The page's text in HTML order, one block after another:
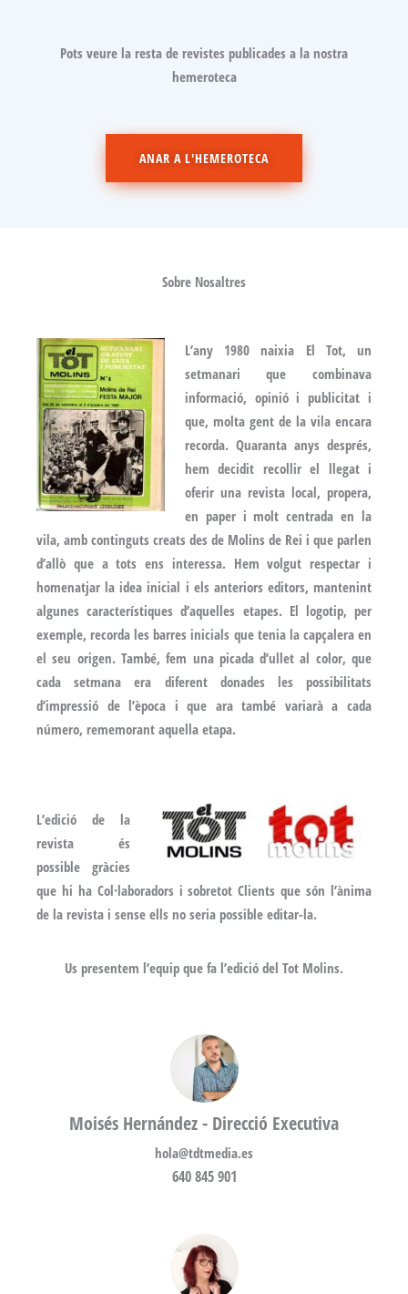
Pots veure la resta de revistes publicades a la nostra
hemeroteca
ANAR A L'HEMEROTECA
Sobre Nosaltres
L’any 1980 naixia El Tot, un
setmanari que combinava
informació, opinió i publicitat i
que, molta gent de la vila encara
recorda. Quaranta anys després,
hem decidit recollir el llegat i
oferir una revista local, propera,
en paper i molt centrada en la
vila, amb continguts creats des de Molins de Rei i que parlen
d’allò que a tots ens interessa. Hem volgut respectar i
homenatjar la idea inicial i els anteriors editors, mantenint
algunes característiques d’aquelles etapes. El logotip, per
exemple, recorda les barres inicials que tenia la capçalera en
el seu origen. També, fem una picada d’ullet al color, que
cada setmana era diferent donades les possibilitats
d’impressió de l’època i que ara també variarà a cada
número, rememorant aquella etapa.
L’edició de la
revista és
possible gràcies
que hi ha Col·laboradors i sobretot Clients que són l’ànima
de la revista i sense ells no seria possible editar-la.
Us presentem l’equip que fa l’edició del Tot Molins.
Moisés Hernández - Direcció Executiva
hola@tdtmedia.es
640 845 901